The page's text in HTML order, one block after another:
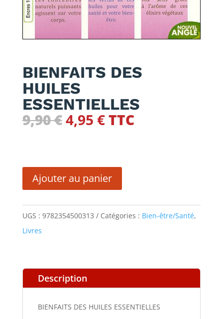
BIENFAITS DES
HUILES
ESSENTIELLES
9,90€Le
était :
9,90 €.
4,95 €Le
est :
4,95 €.
TTC
BIENFAITS
HUILES
ESSENTIELLES
Ajouter au panier
UGS : 9782354500313 Catégories : Bien-être/Santé,
Livres
Description
BIENFAITS DES HUILES ESSENTIELLES